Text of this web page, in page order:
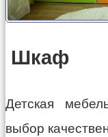
Шкаф
Детская
выбор